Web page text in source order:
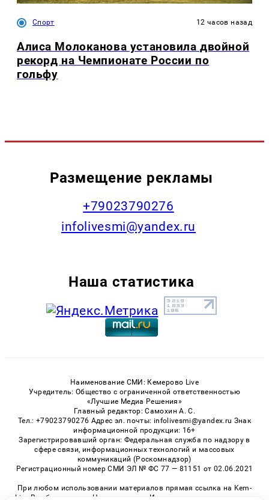
Спорт 12 часов назад
Алиса Молоканова установила двойной
рекорд на Чемпионате России по
гольфу
Размещение рекламы
+79023790276
infolivesmi@yandex.ru
Наша статистика
Наименование СМИ: Кемерово Live
Учредитель: Общество с ограниченной ответственностью
«Лучшие Медиа Решения»
Главный редактор: Самохин А. С.
Тел.: +79023790276 Адрес эл. почты: infolivesmi@yandex.ru Знак
информационной продукции: 16+
Зарегистрировавший орган: Федеральная служба по надзору в
сфере связи, информационных технологий и массовых
коммуникаций (Роскомнадзор)
Регистрационный номер СМИ ЭЛ № ФС 77 — 81151 от 02.06.2021
При любом использовании материалов прямая ссылка на Kem-
Live.Ru обязательна. Цитирование в Интернете возможно только